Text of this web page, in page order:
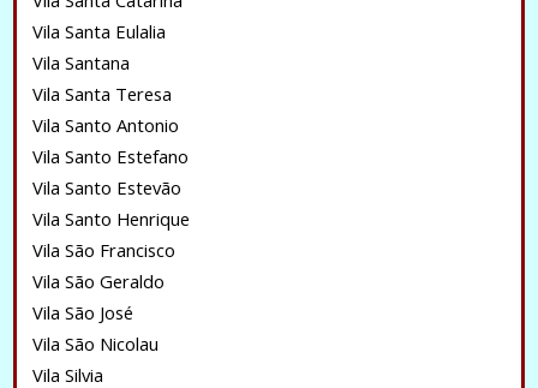
Vila Santa Eulalia
Vila Santana
Vila Santa Teresa
Vila Santo Antonio
Vila Santo Estefano
Vila Santo Estevão
Vila Santo Henrique
Vila São Francisco
Vila São Geraldo
Vila São José
Vila São Nicolau
Vila Silvia